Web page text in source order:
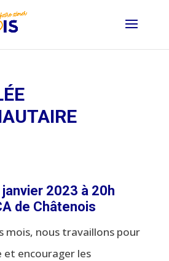
2023 à 20h
de Châtenois
mois, nous travaillons pour
encourager les